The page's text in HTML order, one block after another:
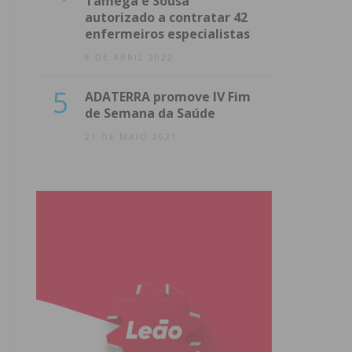
autorizado a contratar 42
enfermeiros especialistas
8 DE ABRIL 2022
5
ADATERRA promove IV Fim
de Semana da Saúde
21 DE MAIO 2021